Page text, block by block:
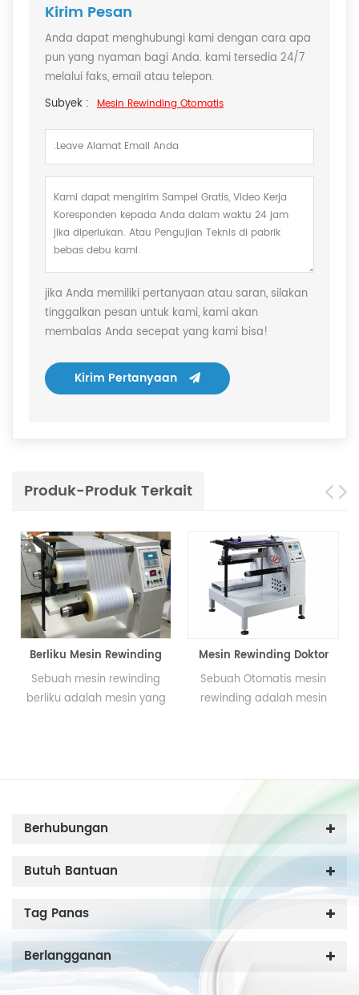
Kirim Pesan
Anda dapat menghubungi kami dengan cara apa
pun yang nyaman bagi Anda. kami tersedia 24/7
melalui faks, email atau telepon.
Subyek : Mesin Rewinding Otomatis
jika Anda memiliki pertanyaan atau saran, silakan
tinggalkan pesan untuk kami, kami akan
membalas Anda secepat yang kami bisa!
Kirim Pertanyaan
Produk-Produk Terkait
Berliku Mesin Rewinding
Sebuah mesin rewinding
berliku adalah mesin yang
Mesin Rewinding Doktor
Sebuah Otomatis mesin
rewinding adalah mesin
juga digunakan untuk
pencetakan jet tinta.
Berhubungan
Butuh Bantuan
Tag Panas
Berlangganan